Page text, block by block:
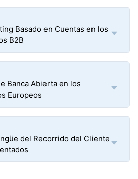
Basado en Cuentas en los
B2B
Banca Abierta en los
Europeos
del Recorrido del Cliente